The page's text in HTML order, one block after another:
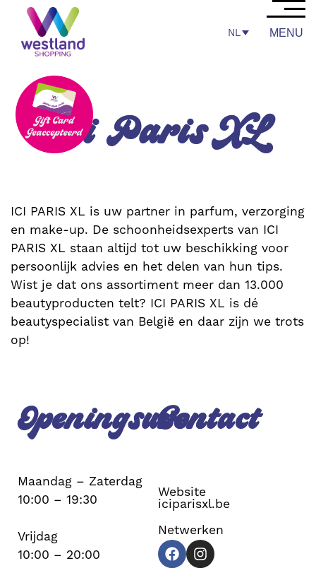
NL MENU
Ici Paris XL
ICI PARIS XL is uw partner in parfum, verzorging
en make-up. De schoonheidsexperts van ICI
PARIS XL staan ​​altijd tot uw beschikking voor
persoonlijk advies en het delen van hun tips.
Wist je dat ons assortiment meer dan 13.000
beautyproducten telt? ICI PARIS XL is dé
beautyspecialist van België en daar zijn we trots
op!
Openingsuren
Maandag – Zaterdag
10:00 – 19:30
Vrijdag
10:00 – 20:00
Contact
Website
iciparisxl.be
Netwerken